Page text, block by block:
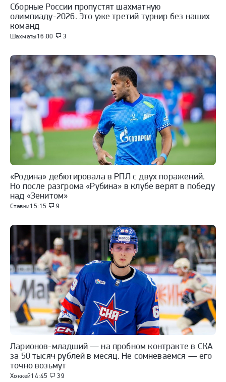
Шахматы16:00 3
Сборные России пропустят шахматную
олимпиаду-2026. Это уже третий турнир без наших
команд
Ставки15:15 9
«Родина» дебютировала в РПЛ с двух поражений.
Но после разгрома «Рубина» в клубе верят в победу
над «Зенитом»
Хоккей14:45 39
Ларионов-младший — на пробном контракте в СКА
за 50 тысяч рублей в месяц. Не сомневаемся — его
точно возьмут